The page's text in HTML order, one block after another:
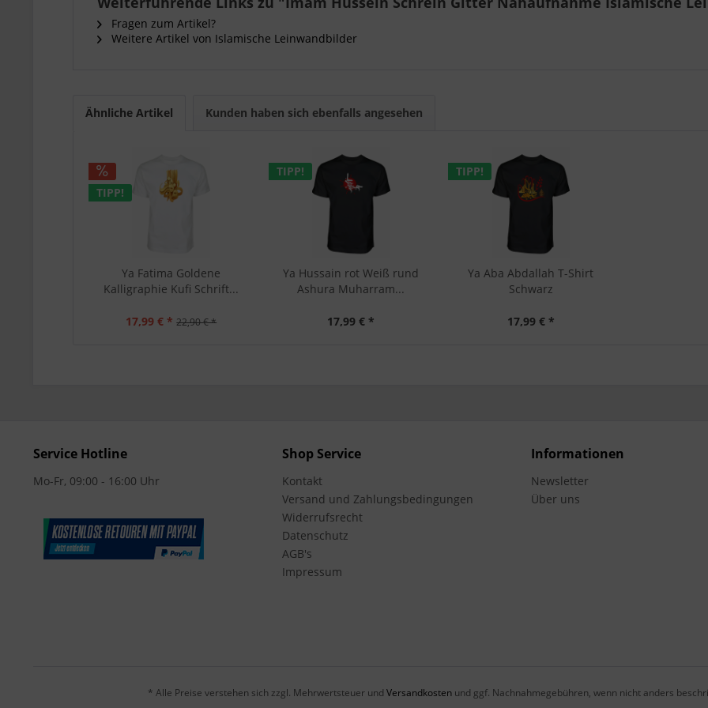
Fragen zum Artikel?
Weitere Artikel von Islamische Leinwandbilder
Ähnliche Artikel Kunden haben sich ebenfalls angesehen
TIPP!
Ya Fatima Goldene
Kalligraphie Kufi Schrift...
17,99 € * 22,90 € *
TIPP!
Ya Hussain rot Weiß rund
Ashura Muharram...
17,99 € *
TIPP!
Ya Aba Abdallah T-Shirt
Schwarz
17,99 € *
Service Hotline
Mo-Fr, 09:00 - 16:00 Uhr
Shop Service
Kontakt
Versand und Zahlungsbedingungen
Widerrufsrecht
Datenschutz
AGB's
Impressum
Informationen
Newsletter
Über uns
* Alle Preise verstehen sich zzgl. Mehrwertsteuer und Versandkosten und ggf. Nachnahmegebühren, wenn nicht anders